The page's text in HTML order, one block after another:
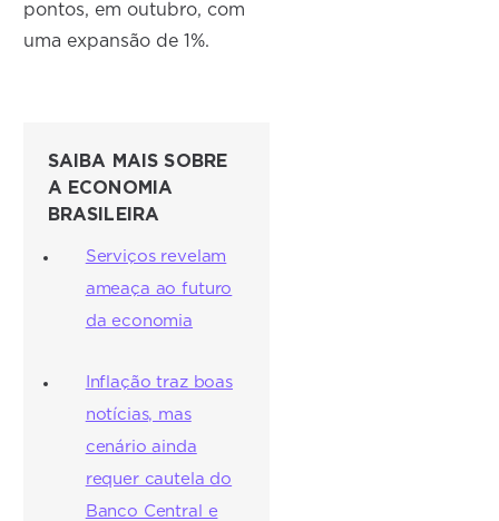
pontos, em outubro, com
uma expansão de 1%.
SAIBA MAIS SOBRE
A ECONOMIA
BRASILEIRA
Serviços revelam
ameaça ao futuro
da economia
Inflação traz boas
notícias, mas
cenário ainda
requer cautela do
Banco Central e